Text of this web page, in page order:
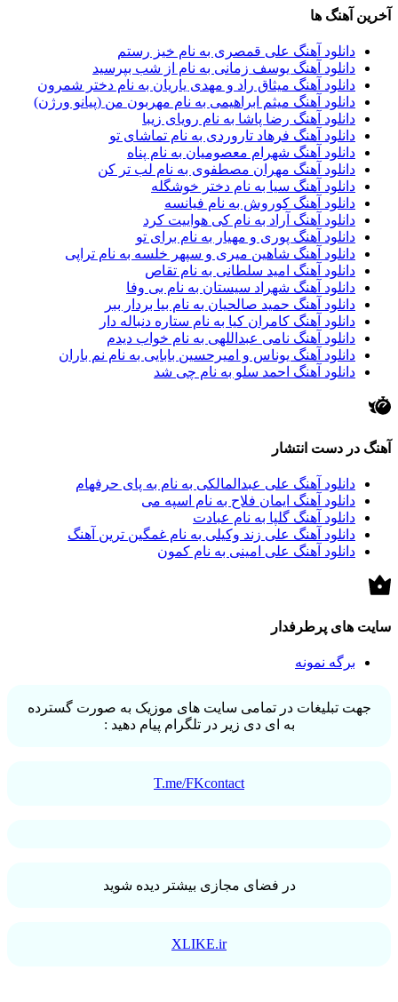
آخرین آهنگ ها
دانلود آهنگ علی قمصری به نام خیز رستم
دانلود آهنگ یوسف زمانی به نام از شب بپرسید
دانلود آهنگ میثاق راد و مهدی یاریان به نام دختر شمرون
دانلود آهنگ میثم ابراهیمی به نام مهربون من (پیانو ورژن)
دانلود آهنگ رضا پاشا به نام رویای زیبا
دانلود آهنگ فرهاد تاروردی به نام تماشای تو
دانلود آهنگ شهرام معصومیان به نام پناه
دانلود آهنگ مهران مصطفوی به نام لب تر کن
دانلود آهنگ سیا به نام دختر خوشگله
دانلود آهنگ کوروش به نام فیانسه
دانلود آهنگ آراد به نام کی هواییت کرد
دانلود آهنگ پوری و مهیار به نام برای تو
دانلود آهنگ شاهین میری و سپهر خلسه به نام تراپی
دانلود آهنگ امید سلطانی به نام تقاص
دانلود آهنگ شهراد سیستان به نام بی وفا
دانلود آهنگ حمید صالحیان به نام بیا بردار ببر
دانلود آهنگ کامران کیا به نام ستاره دنباله دار
دانلود آهنگ نامی عبداللهی به نام خواب دیدم
دانلود آهنگ یوناس و امیرحسین بابایی به نام نم باران
دانلود آهنگ احمد سلو به نام چی شد
آهنگ در دست انتشار
دانلود آهنگ علی عبدالمالکی به نام به پای حرفهام
دانلود آهنگ ایمان فلاح به نام اسپه می
دانلود آهنگ گلپا به نام عبادت
دانلود آهنگ علی زند وکیلی به نام غمگین ترین آهنگ
دانلود آهنگ علی امینی به نام کمون
سایت های پرطرفدار
برگه نمونه
جهت تبلیغات در تمامی سایت های موزیک به صورت گسترده
به ای دی زیر در تلگرام پیام دهید :
T.me/FKcontact
در فضای مجازی بیشتر دیده شوید
XLIKE.ir